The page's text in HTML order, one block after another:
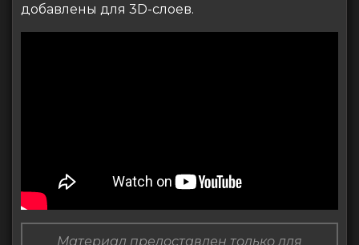
добавлены для 3D-слоев.
Материал предоставлен только для